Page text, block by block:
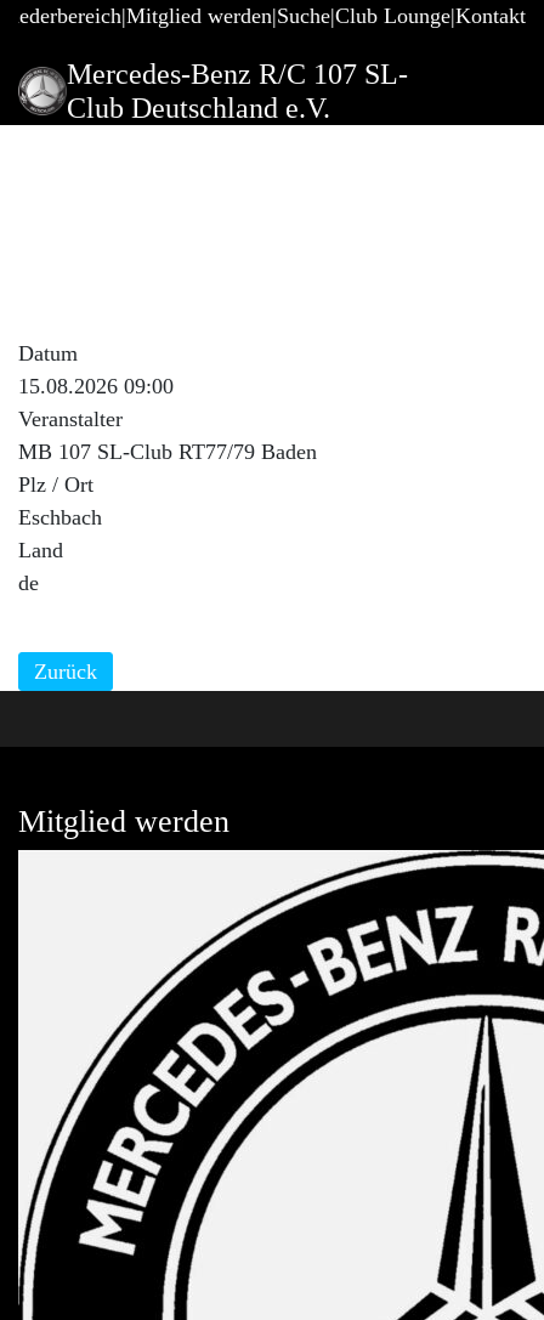
Mitglied werden Suche Club Lounge Kontakt
Mercedes-Benz R/C 107 SL-
Club Deutschland e.V.
Datum
15.08.2026 09:00
Veranstalter
MB 107 SL-Club RT77/79 Baden
Plz / Ort
Eschbach
Land
de
Zurück
Mitglied werden